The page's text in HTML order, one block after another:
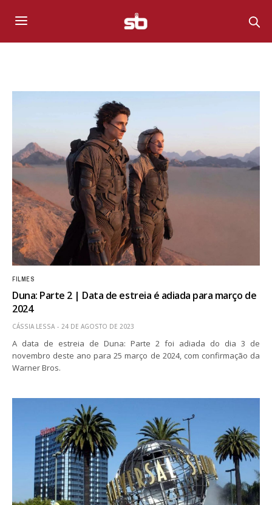
FILMES
Duna: Parte 2 | Data de estreia é adiada para março de
2024
CÁSSIA LESSA 24 DE AGOSTO DE 2023
A data de estreia de Duna: Parte 2 foi adiada do dia 3 de
novembro deste ano para 25 março de 2024, com confirmação da
Warner Bros.